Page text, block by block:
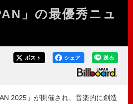
」の最優秀ニュ
送る
シェア
ポスト
2025」が開催され、音楽的に創造